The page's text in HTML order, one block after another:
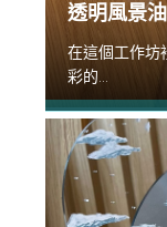
透明風景
在這個工作坊
彩的...